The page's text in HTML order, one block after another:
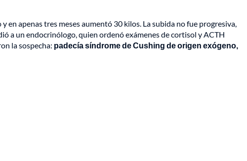
en apenas tres meses aumentó 30 kilos. La subida no fue progresiva,
a un endocrinólogo, quien ordenó exámenes de cortisol y ACTH
la sospecha: padecía síndrome de Cushing de origen exógeno,